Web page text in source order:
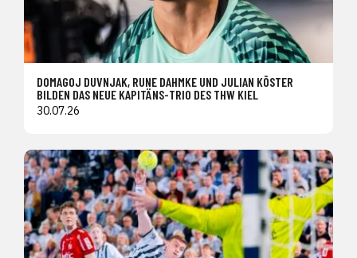
DOMAGOJ DUVNJAK, RUNE DAHMKE UND JULIAN KÖSTER
BILDEN DAS NEUE KAPITÄNS-TRIO DES THW KIEL
30.07.26